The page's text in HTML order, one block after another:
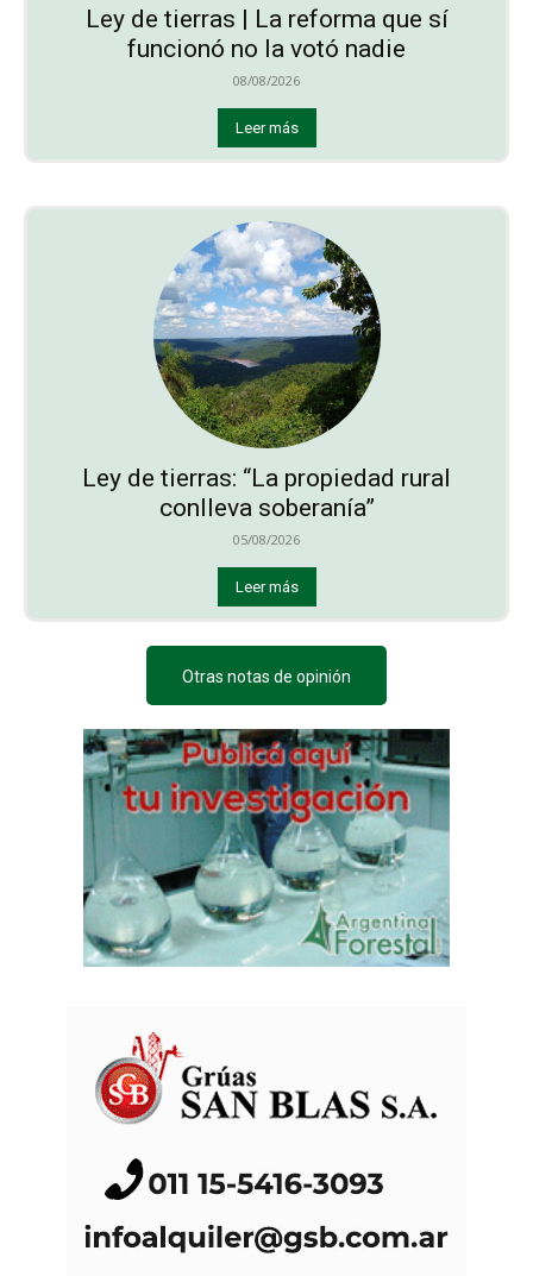
Ley de tierras | La reforma que sí
funcionó no la votó nadie
08/08/2026
Leer más
Ley de tierras: “La propiedad rural
conlleva soberanía”
05/08/2026
Leer más
Otras notas de opinión